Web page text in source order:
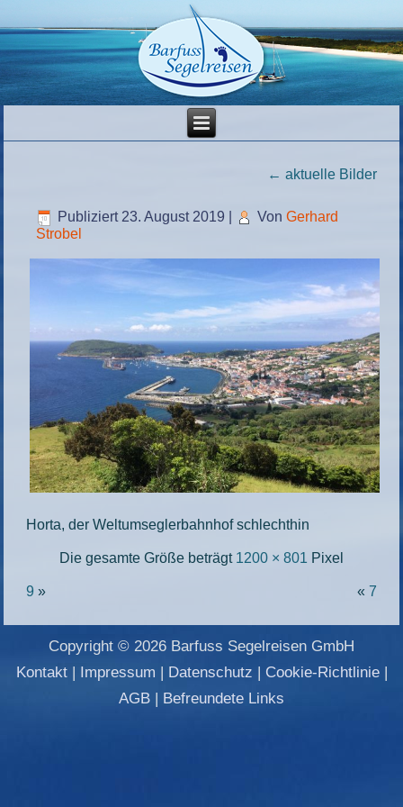
← aktuelle Bilder
Publiziert 23. August 2019 Von Gerhard
Strobel
Horta, der Weltumseglerbahnhof schlechthin
Die gesamte Größe beträgt 1200 × 801 Pixel
9 » « 7
Copyright © 2026 Barfuss Segelreisen GmbH
Kontakt| Impressum | Datenschutz | Cookie-Richtlinie|
AGB | Befreundete Links